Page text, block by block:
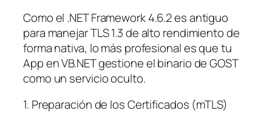
Como el .NET Framework 4.6.2 es antiguo
para manejar TLS 1.3 de alto rendimiento de
forma nativa, lo más profesional es que tu
App en VB.NET gestione el binario de GOST
como un servicio oculto.
1. Preparación de los Certificados (mTLS)